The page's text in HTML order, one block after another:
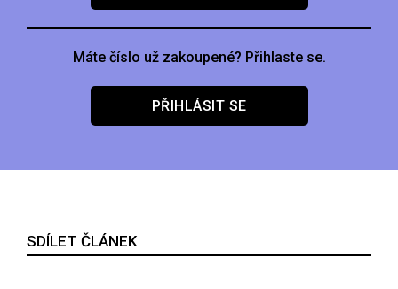
Máte číslo už zakoupené? Přihlaste se.
PŘIHLÁSIT SE
SDÍLET ČLÁNEK